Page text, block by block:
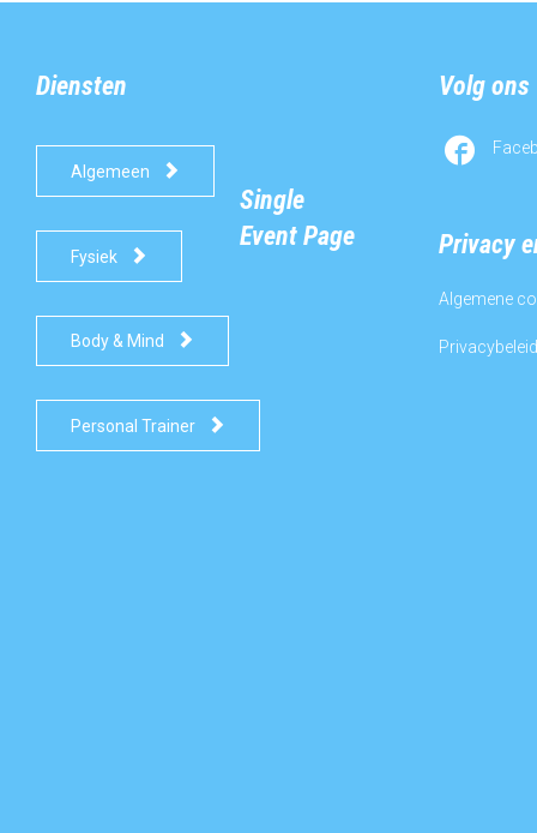
Diensten
Algemeen 
Fysiek 
Body & Mind 
Personal Trainer 
Single
Event Page
Volg ons

Privacy
Algemene
Privacybeleid